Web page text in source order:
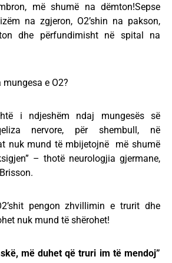
më shumë na dëmton!Sepse
na zgjeron, O2’shin na pakson,
dhe përfundimisht në spital na
e O2?
i ndjeshëm ndaj mungesës së
nervore, për shembull, në
nuk mund të mbijetojnë më shumë
– thotë neurologjia gjermane,
pengon zhvillimin e trurit dhe
nuk mund të shërohet!
më duhet që truri im të mendoj”